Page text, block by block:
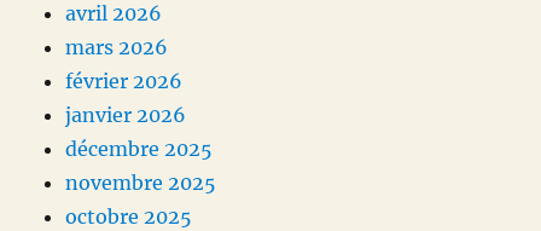
avril 2026
mars 2026
février 2026
janvier 2026
décembre 2025
novembre 2025
octobre 2025